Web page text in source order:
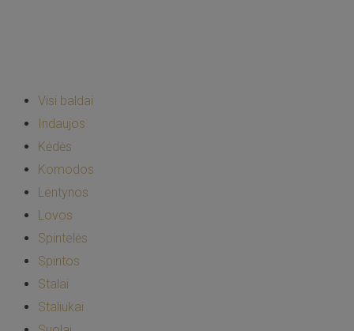
Visi baldai
Indaujos
Kėdės
Komodos
Lentynos
Lovos
Spintelės
Spintos
Stalai
Staliukai